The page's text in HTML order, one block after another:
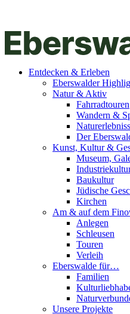
Entdecken & Erleben
Eberswalder
Natur & Aktiv
Fahrradtouren
Wandern &
Der
Kunst, Kultur &
Museum,
Baukultur
Jüdische
Kirchen
Am & auf dem
Anlegen
Schleusen
Touren
Verleih
Eberswalde für…
Familien
Unsere Projekte